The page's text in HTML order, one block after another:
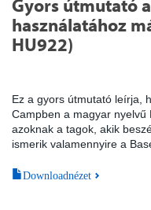
Gyors útmutató
használatához
HU922)
Ez a gyors útmutató leírja,
Campben a magyar nyelvű
azoknak a tagok, akik
ismerik valamennyire a
Downloadnézet